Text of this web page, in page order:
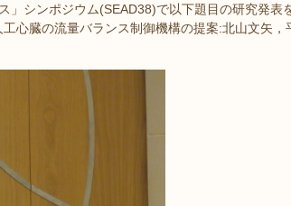
シンポジウム(SEAD38)で以下題目の研究発表
心臓の流量バランス制御機構の提案:北山文矢